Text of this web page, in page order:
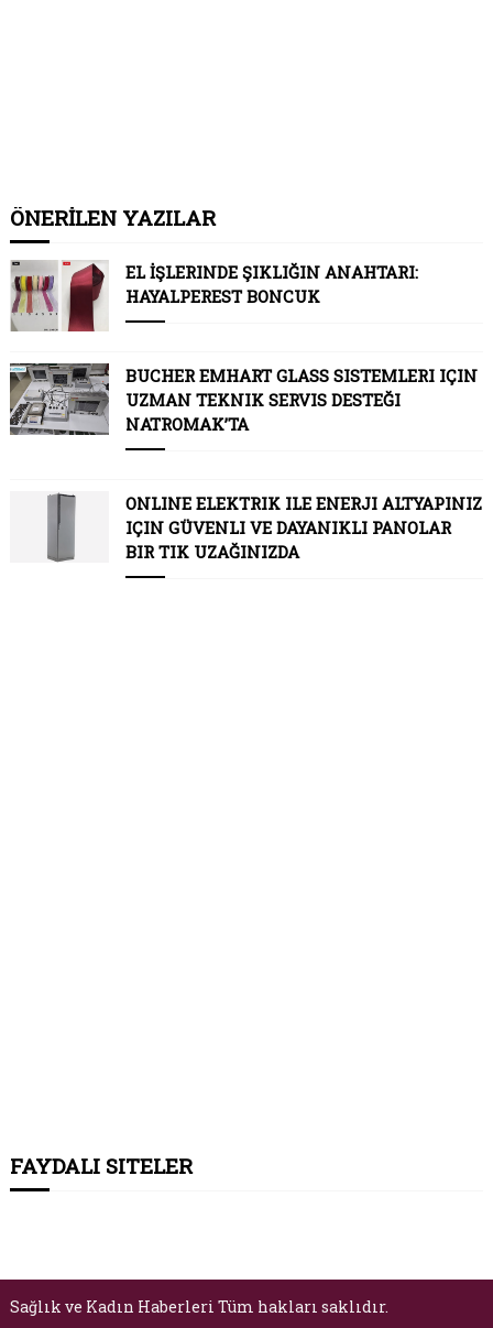
ÖNERİLEN YAZILAR
EL İŞLERINDE ŞIKLIĞIN ANAHTARI:
HAYALPEREST BONCUK
BUCHER EMHART GLASS SISTEMLERI IÇIN
UZMAN TEKNIK SERVIS DESTEĞI
NATROMAK’TA
ONLINE ELEKTRIK ILE ENERJI ALTYAPINIZ
IÇIN GÜVENLI VE DAYANIKLI PANOLAR
BIR TIK UZAĞINIZDA
FAYDALI SITELER
Sağlık ve Kadın Haberleri Tüm hakları saklıdır.